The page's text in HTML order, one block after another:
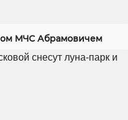
МЧС Абрамовичем